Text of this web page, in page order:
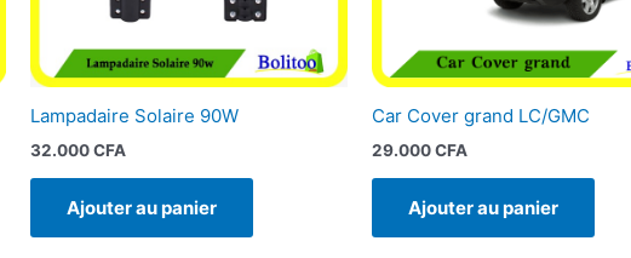
Lampadaire Solaire 90W
32.000CFA
Ajouter au panier
Car Cover grand LC/GMC
29.000CFA
Ajouter au panier